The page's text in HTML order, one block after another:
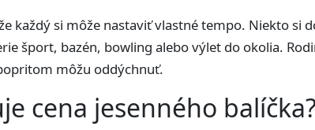
každý si môže nastaviť vlastné tempo. Niekto si
šport, bazén, bowling alebo výlet do okolia.
môžu oddýchnuť.
cena jesenného balíčka?